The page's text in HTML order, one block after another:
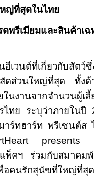
ญ่ที่สุดในไทย
พรีเมียมและสินค้าเฉ
อีเวนต์ที่เกี่ยวกับสัตว์
ดส่วนใหญ่ที่สุด ทั้งด้
นงานจากจำนวนผู้เ
ไทย ระบุว่าภายในปี
าร์ทฮาร์ท พรีเซนต์ส
presents
พ็คฯ ร่วมกับสมาคม
พื่อคนรักสุนัขที่ใหญ่